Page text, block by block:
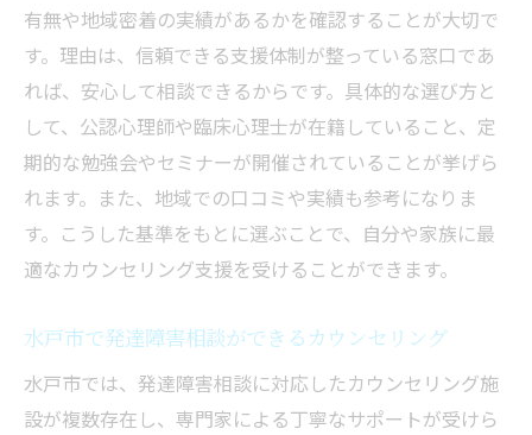
有無や地域密着の実績があるかを確認することが大切で
す。理由は、信頼できる支援体制が整っている窓口であ
れば、安心して相談できるからです。具体的な選び方と
して、公認心理師や臨床心理士が在籍していること、定
期的な勉強会やセミナーが開催されていることが挙げら
れます。また、地域での口コミや実績も参考になりま
す。こうした基準をもとに選ぶことで、自分や家族に最
適なカウンセリング支援を受けることができます。
水戸市で発達障害相談ができるカウンセリング
水戸市では、発達障害相談に対応したカウンセリング施
設が複数存在し、専門家による丁寧なサポートが受けら